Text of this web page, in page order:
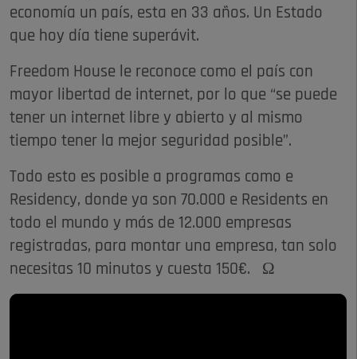
economía un país, esta en 33 años. Un Estado
que hoy día tiene superávit.
Freedom House le reconoce como el país con
mayor libertad de internet, por lo que “se puede
tener un internet libre y abierto y al mismo
tiempo tener la mejor seguridad posible”.
Todo esto es posible a programas como e
Residency, donde ya son 70.000 e Residents en
todo el mundo y más de 12.000 empresas
registradas, para montar una empresa, tan solo
necesitas 10 minutos y cuesta 150€. Ω